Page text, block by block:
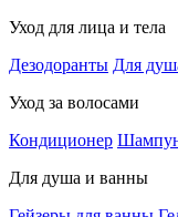
Уход для лица и тела
Дезодоранты Для
Уход за волосами
Кондиционер
Для душа и ванны